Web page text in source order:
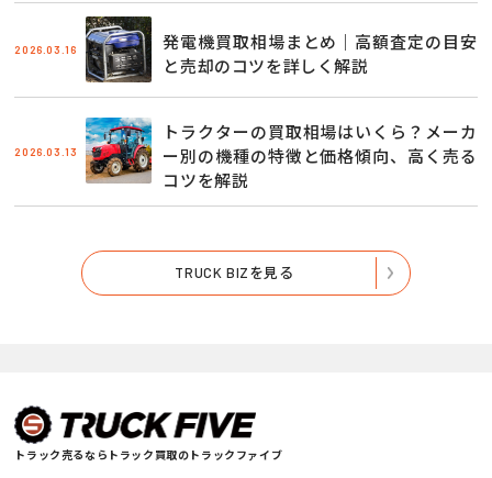
2026.03.16
発電機買取相場まとめ｜高額査定の目安
と売却のコツを詳しく解説
2026.03.13
トラクターの買取相場はいくら？メーカ
ー別の機種の特徴と価格傾向、高く売る
コツを解説
TRUCK BIZを見る
トラック売るならトラック買取のトラックファイブ